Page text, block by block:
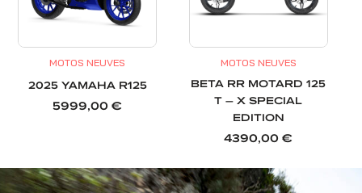
MOTOS NEUVES
2025 YAMAHA R125
5999,00€
MOTOS NEUVES
BETA RR MOTARD 125
T – X SPECIAL
EDITION
4390,00€